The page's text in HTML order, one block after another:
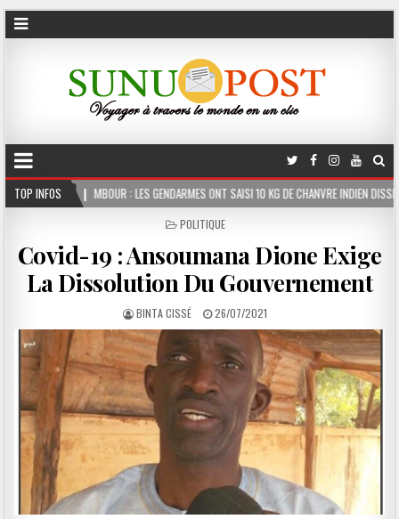
TOP INFOS
: LES GENDARMES ONT SAISI 10 KG DE CHANVRE INDIEN DISSIMULÉS DANS LE COFFRE
POSTED
POLITIQUE
Covid-19 : Ansoumana Dione Exige
La Dissolution Du Gouvernement
BINTA CISSÉ 26/07/2021